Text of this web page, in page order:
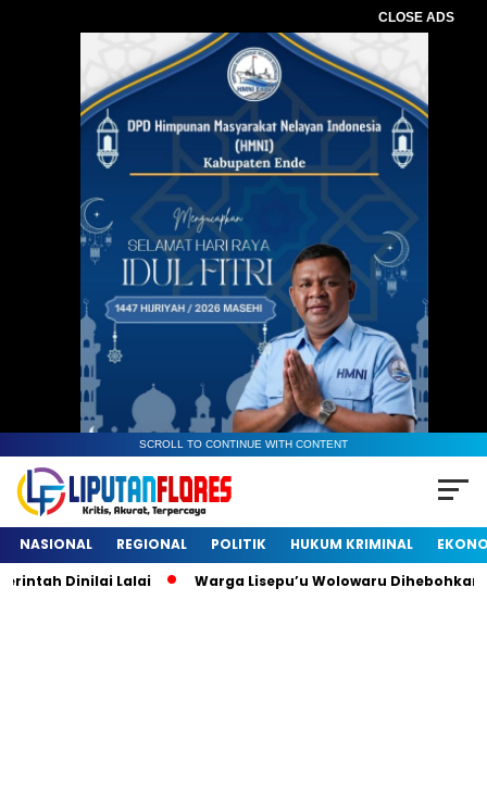
CLOSE ADS
SCROLL TO CONTINUE WITH CONTENT
NASIONAL REGIONAL POLITIK HUKUM KRIMINAL
Dinilai Lalai
Warga Lisepu’u Wolowaru Dihebohkan